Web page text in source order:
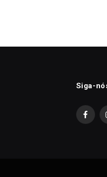
Siga-